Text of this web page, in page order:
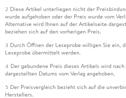
2 Diese Artikel unterliegen nicht der
wurde aufgehoben oder der Preis wurde vom
Alternative wird Ihnen auf der Artikelseite
beziehen sich auf den vorherigen Preis.
3 Durch Öffnen der Leseprobe willigen Sie ein,
Leseprobe übermittelt werden.
4 Der gebundene Preis dieses Artikels wird
dargestellten Datums vom Verlag angehoben.
5 Der Preisvergleich bezieht sich auf die
Herstellers.